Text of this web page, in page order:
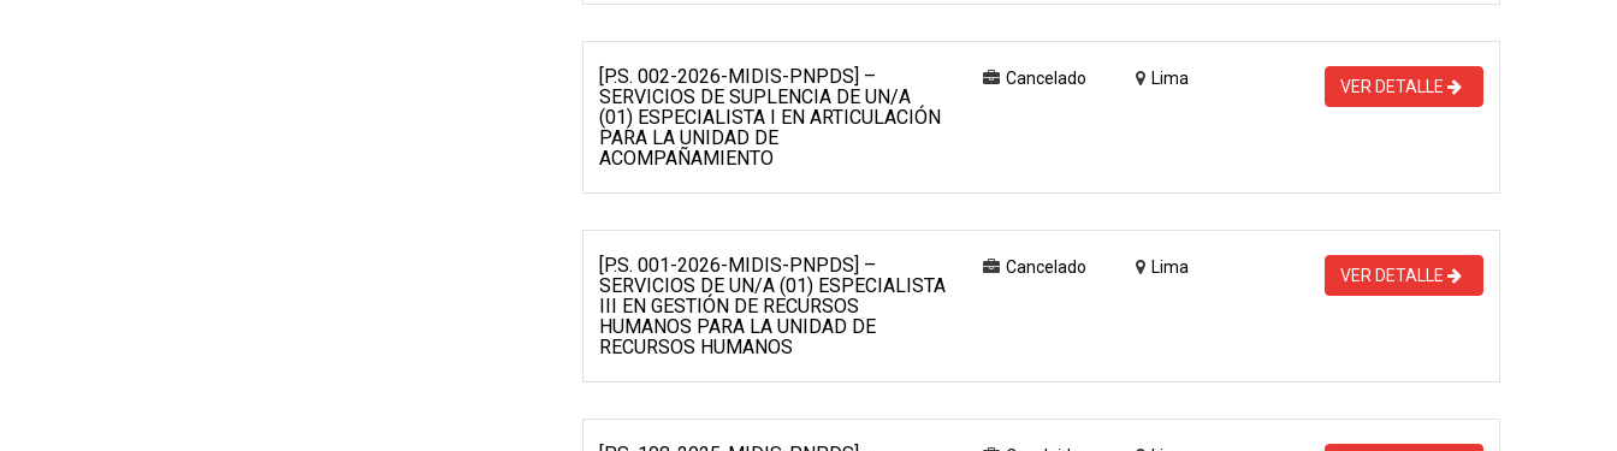
[P.S. 002-2026-MIDIS-PNPDS] –
SERVICIOS DE SUPLENCIA DE UN/A
(01) ESPECIALISTA I EN ARTICULACIÓN
PARA LA UNIDAD DE
ACOMPAÑAMIENTO
Cancelado Lima VER DETALLE
[P.S. 001-2026-MIDIS-PNPDS] –
SERVICIOS DE UN/A (01) ESPECIALISTA
III EN GESTIÓN DE RECURSOS
HUMANOS PARA LA UNIDAD DE
RECURSOS HUMANOS
Cancelado Lima VER DETALLE